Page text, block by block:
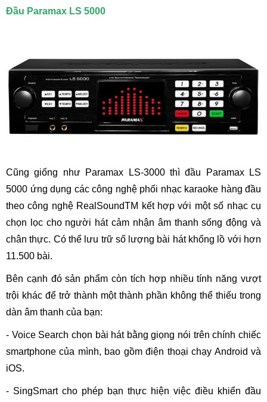
Đầu Paramax LS 5000
Cũng giống như Paramax LS-3000 thì đầu Paramax LS
5000 ứng dụng các công nghệ phối nhạc karaoke hàng đầu
theo công nghệ RealSoundTM kết hợp với một số nhạc cụ
chọn lọc cho người hát cảm nhận âm thanh sống động và
chân thực. Có thể lưu trữ số lượng bài hát khổng lồ với hơn
11.500 bài.
Bên cạnh đó sản phẩm còn tích hợp nhiều tính năng vượt
trội khác để trở thành một thành phần không thể thiếu trong
dàn âm thanh của bạn:
- Voice Search chọn bài hát bằng giọng nói trên chính chiếc
smartphone của mình, bao gồm điện thoại chạy Android và
iOS.
- SingSmart cho phép bạn thực hiện việc điều khiển đầu